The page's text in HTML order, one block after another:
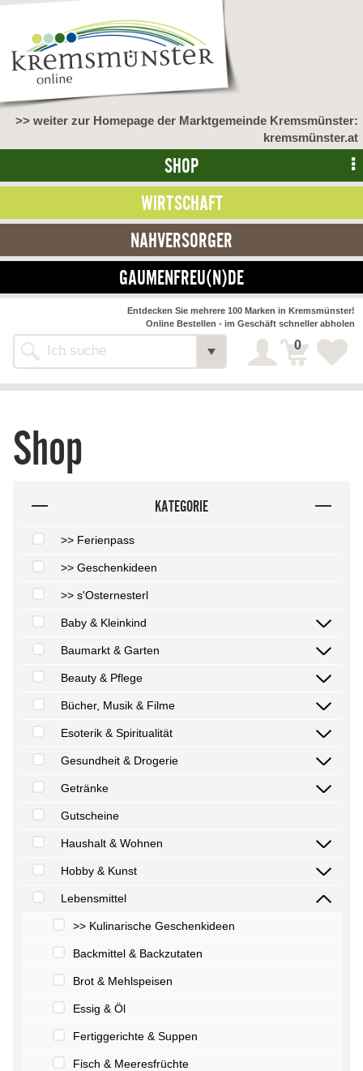
>> weiter zur Homepage der Marktgemeinde Kremsmünster:
kremsmünster.at
SHOP
WIRTSCHAFT
NAHVERSORGER
GAUMENFREU(N)DE
Shop
Entdecken Sie mehrere 100 Marken in Kremsmünster!
Online Bestellen - im Geschäft schneller abholen
0
Shop
KATEGORIE
>> Ferienpass
>> Geschenkideen
>> s'Osternesterl
Baby & Kleinkind
Baumarkt & Garten
Beauty & Pflege
Bücher, Musik & Filme
Esoterik & Spiritualität
Gesundheit & Drogerie
Getränke
Gutscheine
Haushalt & Wohnen
Hobby & Kunst
Lebensmittel
>> Kulinarische Geschenkideen
Backmittel & Backzutaten
Brot & Mehlspeisen
Essig & Öl
Fertiggerichte & Suppen
Fisch & Meeresfrüchte